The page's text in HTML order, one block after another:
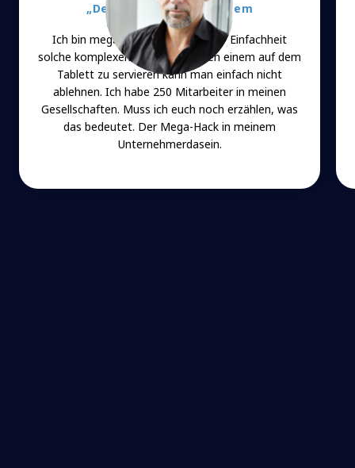
„Der Mega-Hack in meinem
Unternehmerdasein“
Ich bin mega begeistert. Mit einer Einfachheit
solche komplexen Angelegenheiten einem auf dem
Tablett zu servieren kann man einfach nicht
ablehnen. Ich habe 250 Mitarbeiter in meinen
Gesellschaften. Muss ich euch noch erzählen, was
das bedeutet. Der Mega-Hack in meinem
Unternehmerdasein.